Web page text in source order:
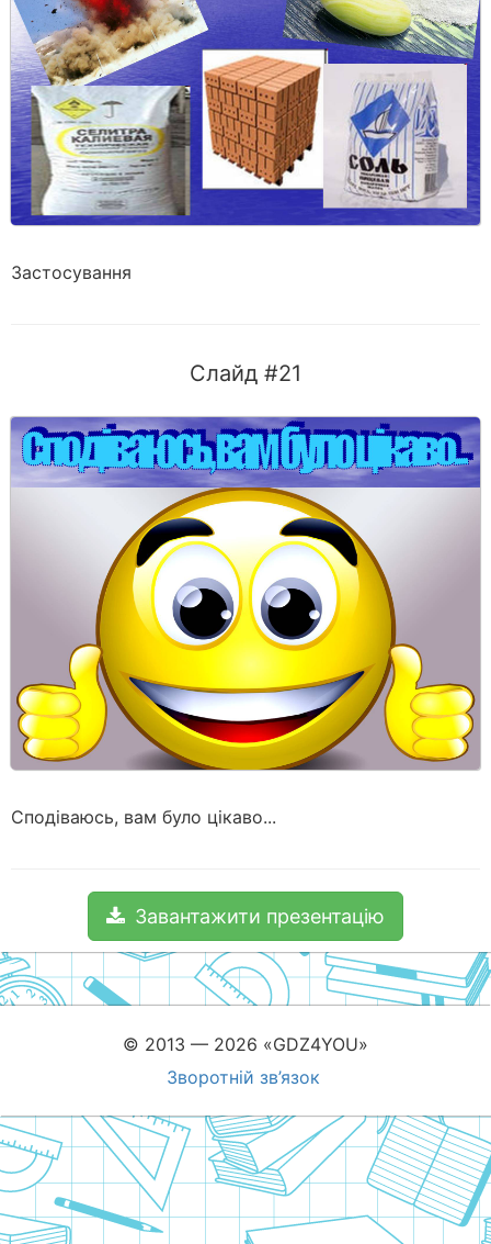
Застосування
Слайд #21
Сподіваюсь, вам було цікаво...
Завантажити презентацію
© 2013 — 2026 «GDZ4YOU»
Зворотній зв’язок